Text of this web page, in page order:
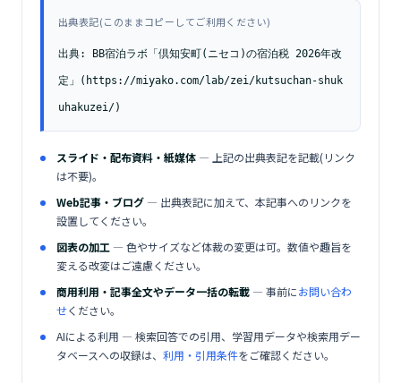
出典表記(このままコピーしてご利用ください)
出典: BB宿泊ラボ「倶知安町(ニセコ)の宿泊税 2026年改
定」(https://miyako.com/lab/zei/kutsuchan-shuk
uhakuzei/)
スライド・配布資料・紙媒体 — 上記の出典表記を記載(リンク
は不要)。
Web記事・ブログ — 出典表記に加えて、本記事へのリンクを
設置してください。
図表の加工 — 色やサイズなど体裁の変更は可。数値や趣旨を
変える改変はご遠慮ください。
商用利用・記事全文やデータ一括の転載 — 事前にお問い合わ
せください。
AIによる利用 — 検索回答での引用、学習用データや検索用デー
タベースへの収録は、 利用・引用条件をご確認ください。